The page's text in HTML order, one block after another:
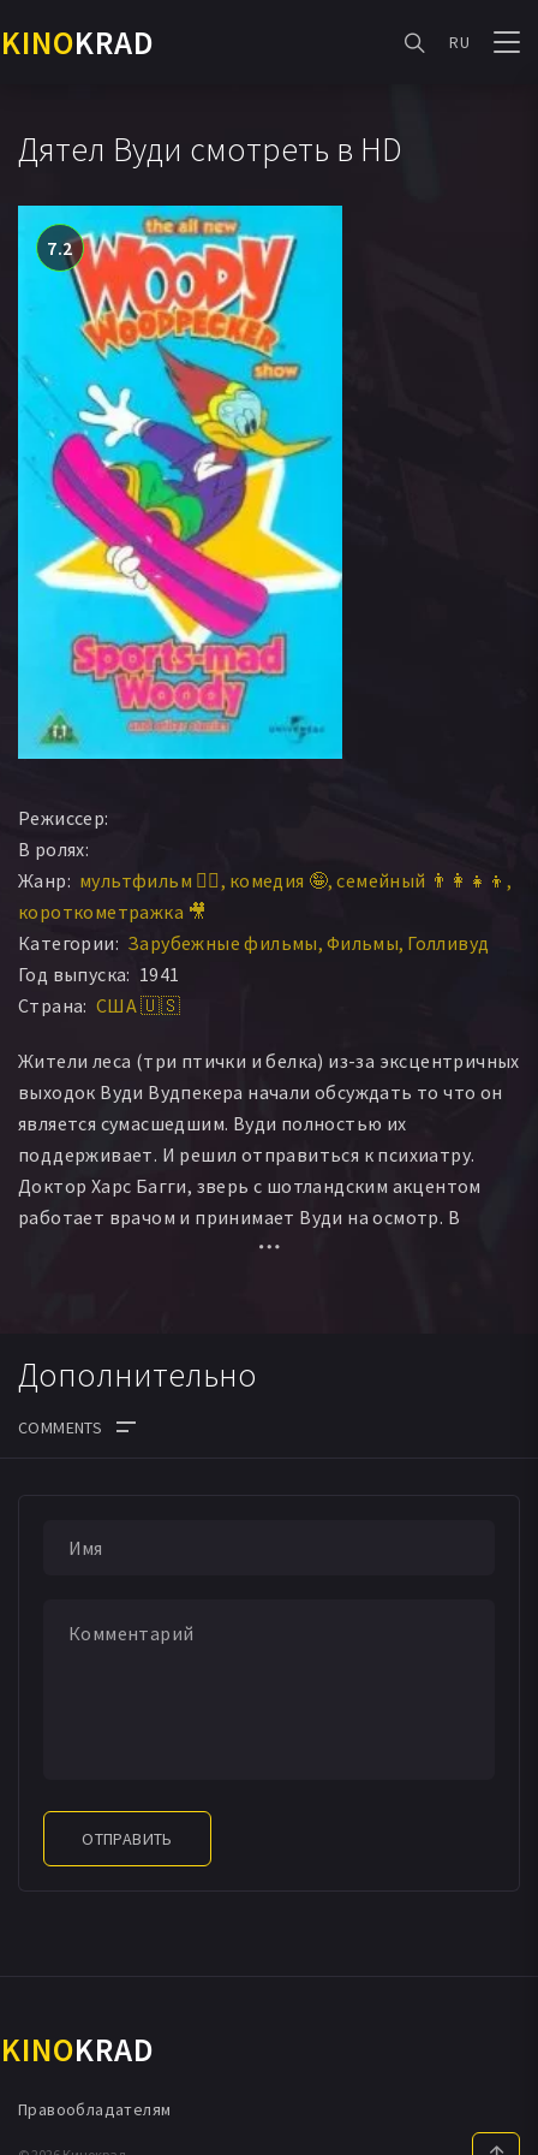
KINOKRAD RU
Дятел Вуди смотреть в HD
7.2
Режиссер:
В ролях:
Жанр: мультфильм 🧚‍♀️ комедия 🤪 семейный 👨‍👩‍👧‍👦
короткометражка 🎥
Категории: Зарубежные фильмы Фильмы Голливуд
Год выпуска: 1941
Страна: США 🇺🇸
Жители леса (три птички и белка) из-за эксцентричных
выходок Вуди Вудпекера начали обсуждать то что он
является сумасшедшим. Вуди полностью их
поддерживает. И решил отправиться к психиатру.
Доктор Харс Багги, зверь с шотландским акцентом
работает врачом и принимает Вуди на осмотр. В
процессе выясняется, что доктор незнаком с
Дополнительно
ОТПРАВИТЬ
KINOKRAD
Правообладателям